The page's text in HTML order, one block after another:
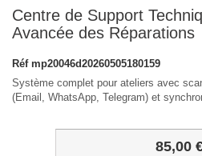
Centre de Support
Avancée des Réparations
Réf mp20046d20260505180159
Système complet pour ateliers avec
(Email, WhatsApp, Telegram) et
85,00